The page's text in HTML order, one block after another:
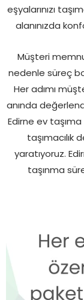
eşyalarınızı
alanınızda
Müşteri
nedenle süreç
Her adımı
anında
Edirne ev
yaratıyoruz.
taşınma